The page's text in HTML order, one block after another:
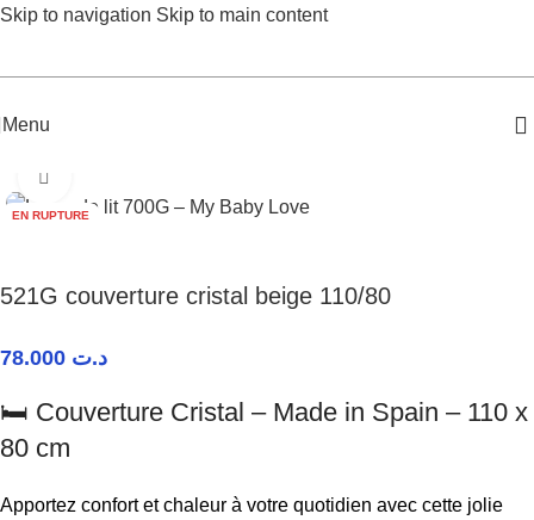
Skip to navigation Skip to main content
Menu
EN RUPTURE
521G couverture cristal beige 110/80
د.ت
🛏️ Couverture Cristal – Made in Spain – 110 x
80 cm
Apportez confort et chaleur à votre quotidien avec cette jolie